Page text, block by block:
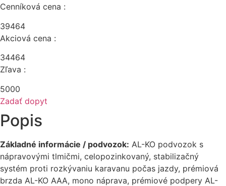
Cenníková cena :
39464
Akciová cena :
34464
Zľava :
5000
Zadať dopyt
Popis
Základné informácie / podvozok: AL-KO podvozok s
nápravovými tlmičmi, celopozinkovaný, stabilizačný
systém proti rozkývaniu karavanu počas jazdy, prémiová
brzda AL-KO AAA, mono náprava, prémiové podpery AL-